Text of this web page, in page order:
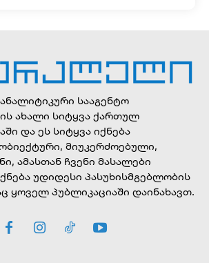
სააგენტო
ახალი სიტყვა ქართულ
და ეს სიტყვა იქნება
მიუკერძოებული,
ამასთან ჩვენი მასალები
უდიდესი პასუხისმგებლობის
ყოველ პუბლიკაციაში დაინახავთ.